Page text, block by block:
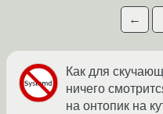
←
Как для
ничего
на онтопик на